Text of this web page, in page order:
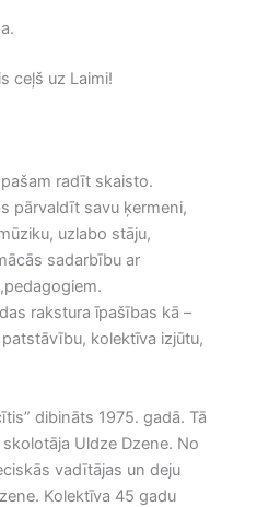
ceļš uz Laimi!
radīt skaisto.
pārvaldīt savu ķermeni,
uzlabo stāju,
sadarbību ar
rakstura īpašības kā –
kolektīva izjūtu,
dibināts 1975. gadā. Tā
Uldze Dzene. No
vadītājas un deju
Kolektīva 45 gadu